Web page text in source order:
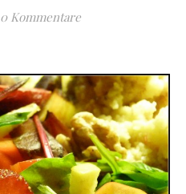
0 Kommentare